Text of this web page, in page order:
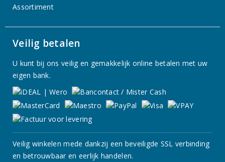
Assortiment
Veilig betalen
U kunt bij ons veilig en gemakkelijk online betalen met uw
eigen bank.
Veilig winkelen mede dankzij een beveiligde SSL verbinding
en betrouwbaar en eerlijk handelen.